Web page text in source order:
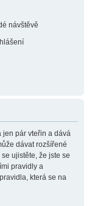
návštěvě
jen pár vteřin a dává
dávat rozšířené
ujistěte, že jste se
pravidly a
která se na